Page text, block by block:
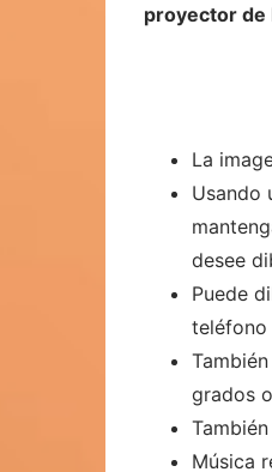
proyector de
La
Usando
desee
Puede
teléfono
grados
Música